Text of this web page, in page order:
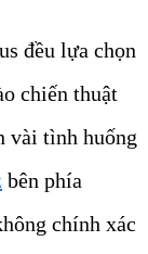
đều lựa chọn
chiến thuật
vài tình huống
bên phía
chính xác